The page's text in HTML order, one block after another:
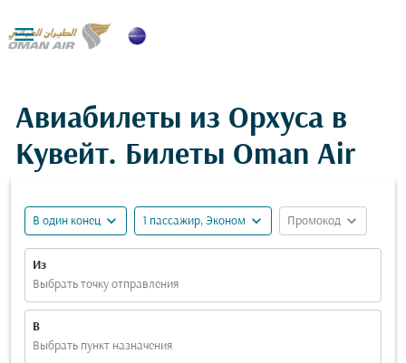

Авиабилеты из Орхуса в
Кувейт. Билеты Oman Air
В один конец expand_more 1 пассажир, Эконом expand_more Промокод expand_more
Из
Выбрать точку отправления
В
Выбрать пункт назначения